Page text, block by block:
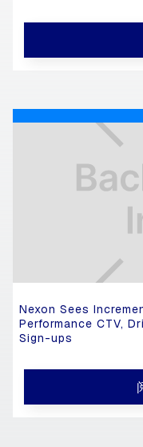
Nexon Sees
Performance CTV,
Sign-ups